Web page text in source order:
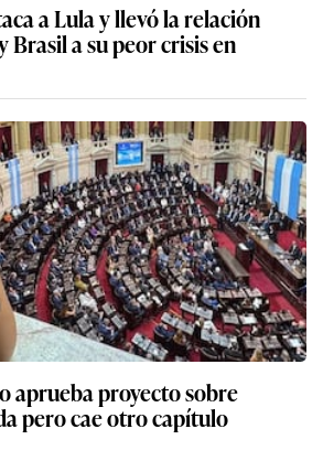
a Lula y llevó la relación
Brasil a su peor crisis en
aprueba proyecto sobre
pero cae otro capítulo